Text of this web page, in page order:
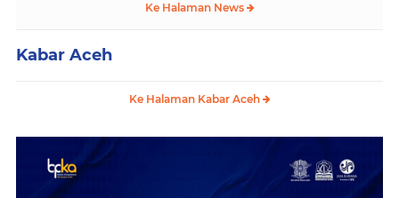
Ke Halaman News
Kabar Aceh
Ke Halaman Kabar Aceh